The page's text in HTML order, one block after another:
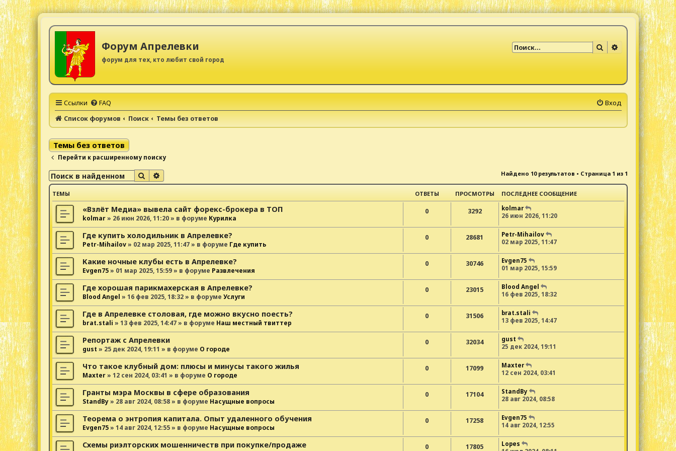
Форум Апрелевки
форум для тех, кто любит свой город
Поиск Расширенный
Ссылки FAQ
Вход
Список форумов
Поиск Темы без ответов
Темы без ответов
Перейти к расширенному поиску
Поиск Найдено 10 результатов • Страница 1 из 1
ТЕМЫ ОТВЕТЫ ПРОСМОТРЫ ПОСЛЕДНЕЕ СООБЩЕНИЕ
«Взлёт Медиа» вывела сайт форекс-брокера в ТОП
kolmar» 26 июн 2026, 11:20» в форуме Курилка
0 3292
kolmar
26 июн 2026, 11:20
Где купить холодильник в Апрелевке?
Petr-Mihailov» 02 мар 2025, 11:47» в форуме Где купить
0 28681
Petr-Mihailov
02 мар 2025, 11:47
Какие ночные клубы есть в Апрелевке?
Evgen75» 01 мар 2025, 15:59» в форуме Развлечения
0 30746
Evgen75
01 мар 2025, 15:59
Где хорошая парикмахерская в Апрелевке?
Blood Angel » 16 фев 2025, 18:32» в форуме Услуги
0 23015
Blood Angel
16 фев 2025, 18:32
Где в Апрелевке столовая, где можно вкусно поесть?
brat.stali » 13 фев 2025, 14:47» в форуме Наш местный твиттер
0 31506
brat.stali
13 фев 2025, 14:47
Репортаж с Апрелевки
gust » 25 дек 2024, 19:11 » в форуме О городе
0 32034
gust
25 дек 2024, 19:11
Что такое клубный дом: плюсы и минусы такого жилья
Maxter» 12 сен 2024, 03:41 » в форуме О городе
0 17099
Maxter
12 сен 2024, 03:41
Гранты мэра Москвы в сфере образования
StandBy» 28 авг 2024, 08:58» в форуме Насущные вопросы
0 17104
StandBy
28 авг 2024, 08:58
Теорема о энтропия капитала. Опыт удаленного обучения
Evgen75» 14 авг 2024, 12:55» в форуме Насущные вопросы
0 17258
Evgen75
14 авг 2024, 12:55
Схемы риэлторских мошенничеств при покупке/продаже 0 17805
Lopes